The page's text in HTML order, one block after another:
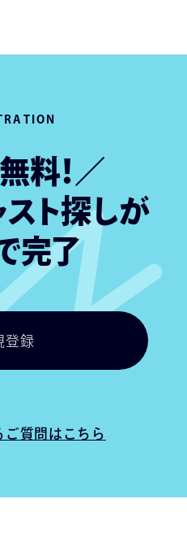
料！／
ト探しが
完了
登録
ご質問はこちら